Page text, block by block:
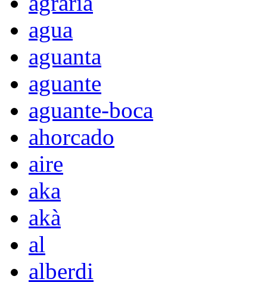
agua
aguanta
aguante
aguante-boca
ahorcado
aire
aka
akà
al
alberdi